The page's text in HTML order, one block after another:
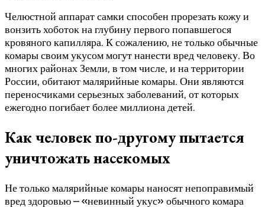
Челюстной аппарат самки способен прорезать кожу и
вонзить хоботок на глубину первого попавшегося
кровяного капилляра. К сожалению, не только обычные
комары своим укусом могут нанести вред человеку. Во
многих районах Земли, в том числе, и на территории
России, обитают малярийные комары. Они являются
переносчиками серьезных заболеваний, от которых
ежегодно погибает более миллиона детей.
Как человек по-другому пытается
уничтожать насекомых
Не только малярийные комары наносят непоправимый
вред здоровью – «невинный укус» обычного комара